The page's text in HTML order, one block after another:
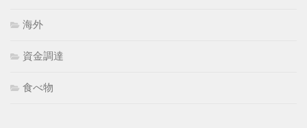
海外
資金調達
食べ物